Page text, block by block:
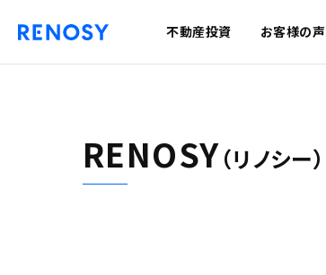
不動産投資 お客様の声
RENOSY（リノシー）